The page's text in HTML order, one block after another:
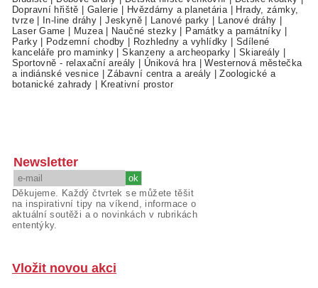
Dopravní hřiště
Galerie Hvězdárny a planetária|
Hrady, zámky,
tvrze| In-line dráhy |Jeskyně| Lanové parky Lanové dráhy
Laser Game
Muzea| Naučné stezky Památky a památníky
Parky| Podzemní chodby Rozhledny a vyhlídky
Sdílené
kanceláře pro maminky |Skanzeny a archeoparky Skiareály
Sportovně - relaxační areály
Úniková hra|Westernová městečka
a indiánské vesnice |Zábavní centra a areály |Zoologické a
botanické zahrady
Kreativní prostor
Newsletter
Děkujeme. Každý čtvrtek se můžete těšit
na inspirativní tipy na víkend, informace o
aktuální soutěži a o novinkách v rubrikách
ententýky.
Vložit novou akci